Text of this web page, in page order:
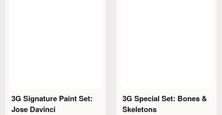
3G Signature Paint Set:
Jose Davinci
3G Special Set: Bones &
Skeletons